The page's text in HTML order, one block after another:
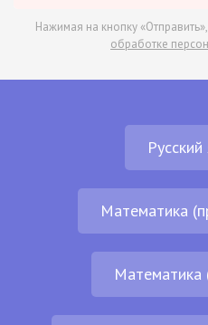
Нажимая на кнопку
обработке
Математика
Математика